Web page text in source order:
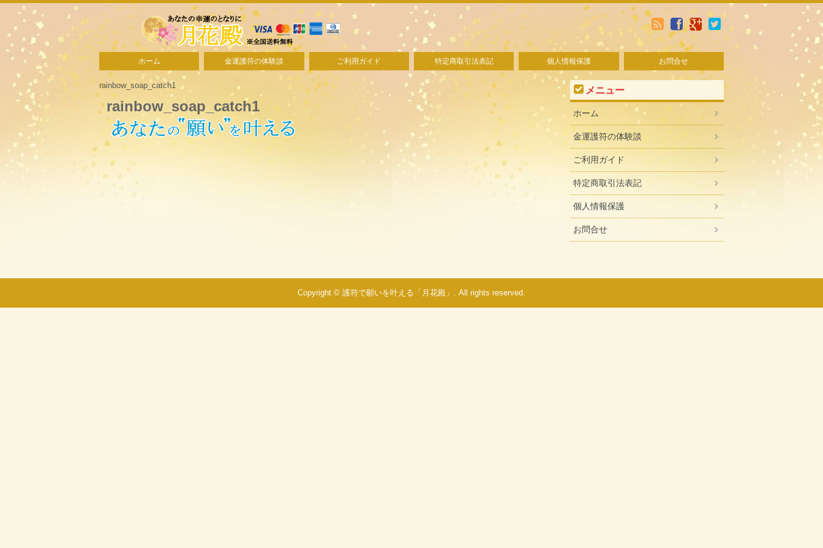
ホーム 金運護符の体験談 ご利用ガイド 特定商取引法表記 個人情報保護 お問合せ
rainbow_soap_catch1
rainbow_soap_catch1
メニュー
ホーム
金運護符の体験談
ご利用ガイド
特定商取引法表記
個人情報保護
お問合せ
Copyright © 護符で願いを叶える「月花殿」. All rights reserved.